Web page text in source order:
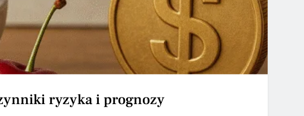
ryzyka i prognozy